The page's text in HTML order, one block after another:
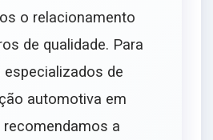
o relacionamento
de qualidade. Para
especializados de
automotiva em
recomendamos a